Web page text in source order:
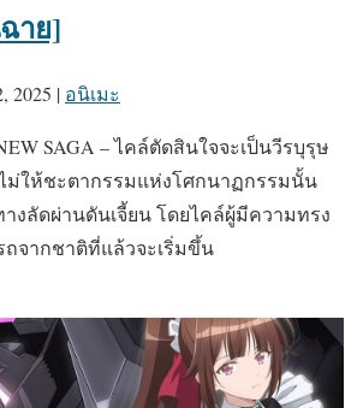
าย]
2025 | อนิเมะ
SAGA – ไคล์ตัดสินใจจะเป็นวีรบุรุษ
ม่ให้ชะตากรรมแห่งโศกนาฏกรรมนั้น
างลัดผ่านดันเจี้ยน โดยไคล์ผู้มีความทรง
จากชาติที่แล้วจะเริ่มขึ้น